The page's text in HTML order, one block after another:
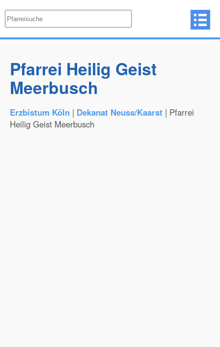
Pfarrei Heilig Geist
Meerbusch
Erzbistum Köln | Dekanat Neuss/Kaarst | Pfarrei
Heilig Geist Meerbusch